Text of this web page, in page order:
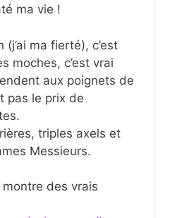
ma vie !
ma fierté), c’est
moches, c’est vrai
aux poignets de
pas le prix de
triples axels et
Messieurs.
des vrais